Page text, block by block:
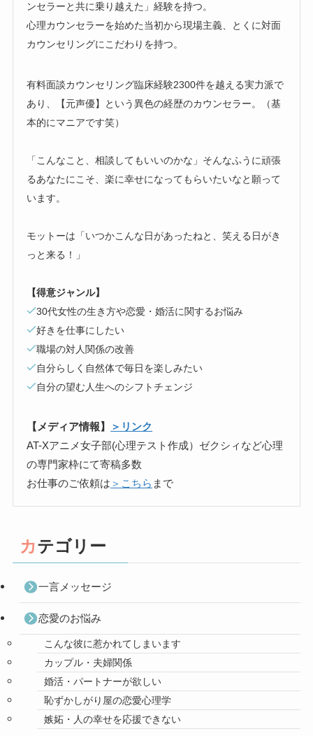
ンセラーと共に乗り越えた」経験を持つ。
心理カウンセラーを始めた当初から現場主義、とくに対面
カウンセリングにこだわりを持つ。
有料面談カウンセリング臨床経験2300件を越える実力派で
あり、【元声優】という異色の経歴のカウンセラー。（基
本的にマニアです笑）
「こんなこと、相談してもいいのかな」そんなふうに頑張
るあなたにこそ、楽に幸せになってもらいたいなと願って
います。
モットーは「いつかこんな日があったねと、笑える日がき
っと来る！」
【得意ジャンル】
30代女性の生き方や恋愛・婚活に関するお悩み
好きを仕事にしたい
職場の対人関係の改善
自分らしく自然体で毎日を楽しみたい
自分の望む人生へのシフトチェンジ
【メディア情報】
＞リンク
AT-Xアニメ女子部(心理テスト作成）ゼクシィなど心理
の専門家枠にて寄稿多数
お仕事のご依頼は ＞こちら まで
カテゴリー
一言メッセージ
恋愛のお悩み
こんな彼に惹かれてしまいます
カップル・夫婦関係
婚活・パートナーが欲しい
恥ずかしがり屋の恋愛心理学
嫉妬・人の幸せを応援できない